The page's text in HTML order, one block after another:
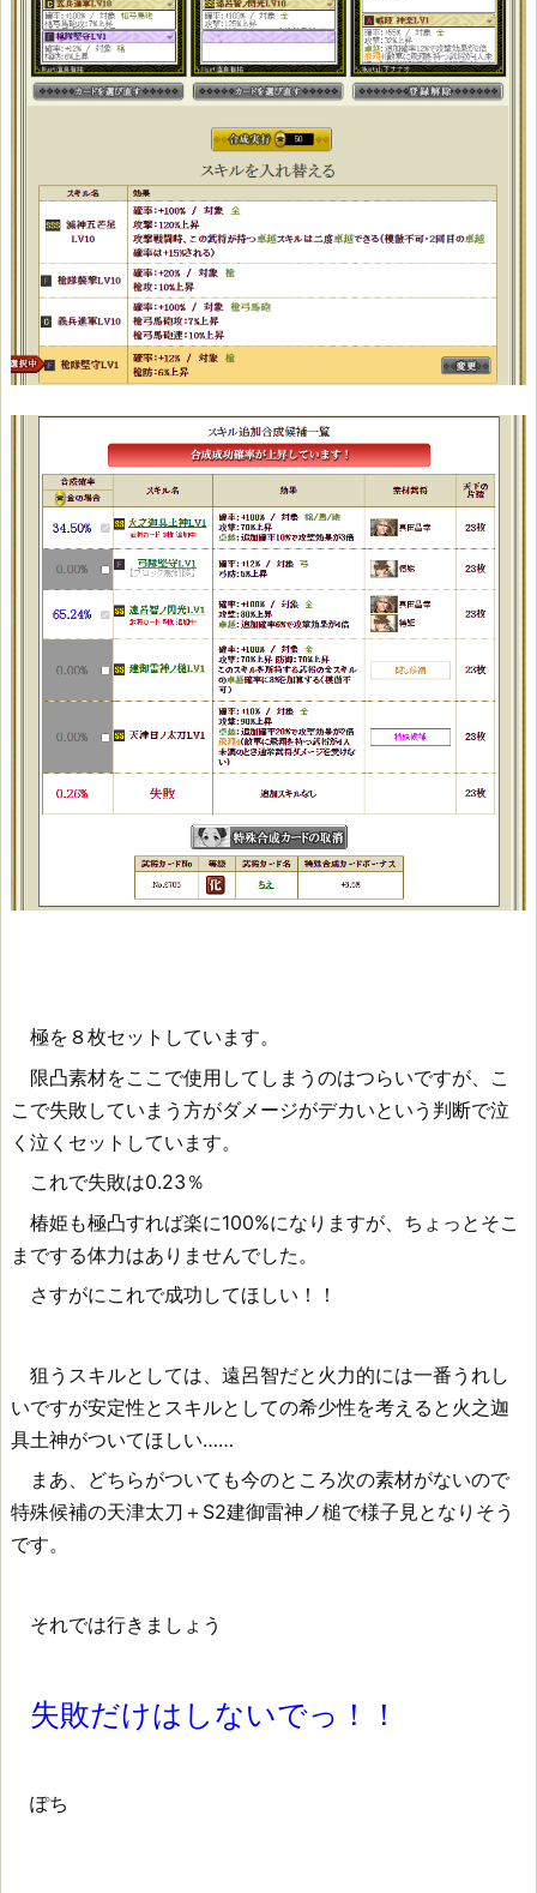
極を８枚セットしています。
限凸素材をここで使用してしまうのはつらいですが、こ
こで失敗していまう方がダメージがデカいという判断で泣
く泣くセットしています。
これで失敗は0.23％
椿姫も極凸すれば楽に100%になりますが、ちょっとそこ
までする体力はありませんでした。
さすがにこれで成功してほしい！！
狙うスキルとしては、遠呂智だと火力的には一番うれし
いですが安定性とスキルとしての希少性を考えると火之迦
具土神がついてほしい……
まあ、どちらがついても今のところ次の素材がないので
特殊候補の天津太刀＋S2建御雷神ノ槌で様子見となりそう
です。
それでは行きましょう
失敗だけはしないでっ！！
ぽち